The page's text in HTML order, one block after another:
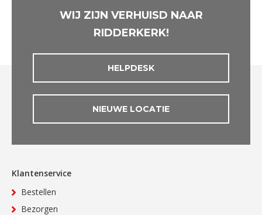
WIJ ZIJN VERHUISD NAAR
RIDDERKERK!
HELPDESK
NIEUWE LOCATIE
Klantenservice
Bestellen
Bezorgen